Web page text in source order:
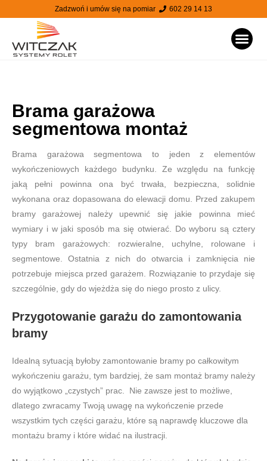
Zadzwoń i umów się na pomiar 602 29 14 13
Brama garażowa
segmentowa montaż
Brama garażowa segmentowa to jeden z elementów
wykończeniowych każdego budynku. Ze względu na funkcję
jaką pełni powinna ona być trwała, bezpieczna, solidnie
wykonana oraz dopasowana do elewacji domu. Przed zakupem
bramy garażowej należy upewnić się jakie powinna mieć
wymiary i w jaki sposób ma się otwierać. Do wyboru są cztery
typy bram garażowych: rozwieralne, uchylne, rolowane i
segmentowe. Ostatnia z nich do otwarcia i zamknięcia nie
potrzebuje miejsca przed garażem. Rozwiązanie to przydaje się
szczególnie, gdy do wjeżdża się do niego prosto z ulicy.
Przygotowanie garażu do zamontowania
bramy
Idealną sytuacją byłoby zamontowanie bramy po całkowitym
wykończeniu garażu, tym bardziej, że sam montaż bramy należy
do wyjątkowo „czystych” prac. Nie zawsze jest to możliwe,
dlatego zwracamy Twoją uwagę na wykończenie przede
wszystkim tych części garażu, które są naprawdę kluczowe dla
montażu bramy i które widać na ilustracji.